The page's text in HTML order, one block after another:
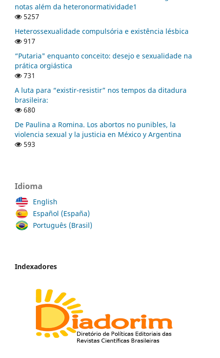
notas além da heteronormatividade1
5257
Heterossexualidade compulsória e existência lésbica
917
“Putaria" enquanto conceito: desejo e sexualidade na
prática orgiástica
731
A luta para “existir-resistir” nos tempos da ditadura
brasileira:
680
De Paulina a Romina. Los abortos no punibles, la
violencia sexual y la justicia en México y Argentina
593
Idioma
English
Español (España)
Português (Brasil)
Indexadores